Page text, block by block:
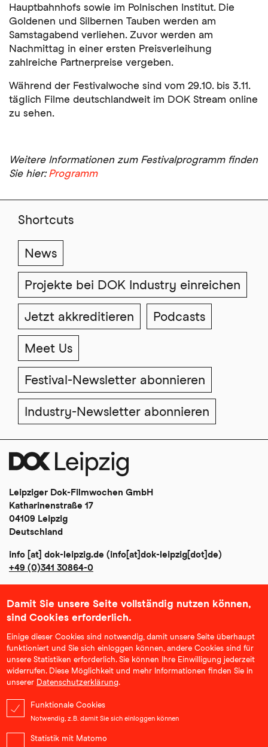
Hauptbahnhofs sowie im Polnischen Institut. Die
Goldenen und Silbernen Tauben werden am
Samstagabend verliehen. Zuvor werden am
Nachmittag in einer ersten Preisverleihung
zahlreiche Partnerpreise vergeben.
Während der Festivalwoche sind vom 29.10. bis 3.11.
täglich Filme deutschlandweit im DOK Stream online
zu sehen.
Weitere Informationen zum Festivalprogramm finden
Sie hier:Programm
Shortcuts
News
Projekte bei DOK Industry einreichen
Jetzt akkreditieren Podcasts
Meet Us
Festival-Newsletter abonnieren
Industry-Newsletter abonnieren
Leipziger Dok-Filmwochen GmbH
Katharinenstraße 17
04109 Leipzig
Deutschland
info [at] dok-leipzig.de (info[at]dok-leipzig[dot]de)
+49 (0)341 30864-0
Impressum
Datenschutz
AGB
Community Richtlinien
Klimabilanz und Nachhaltigkeit
Erklärung zur Barrierefreiheit
Damit Sie unsere Seite vollständig nutzen können,
sind Cookies erforderlich.
Einige dieser Cookies sind notwendig, damit unsere Seite überhaupt
funktioniert und Sie sich einloggen können, andere Cookies sind für
unsere Statistiken erforderlich. Sie können Ihre Einwilligung jederzeit
widerrufen. Diese Möglichkeit und mehr Informationen finden Sie in
unserer Datenschutzerklärung.
Funktionale Cookies
Notwendig, z.B. damit Sie sich einloggen können
Statistik mit Matomo